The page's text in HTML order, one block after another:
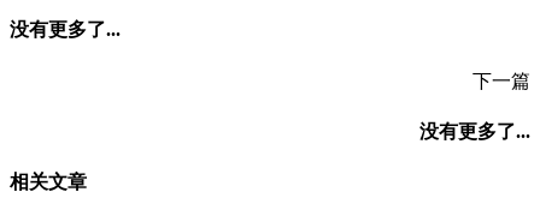
没有更多了...
下一篇
没有更多了...
相关文章